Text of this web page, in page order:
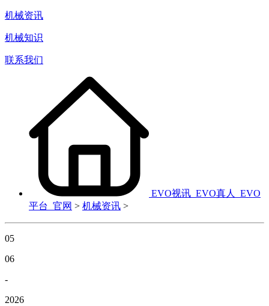
机械资讯
机械知识
联系我们
EVO视讯_EVO真人_EVO
平台_官网 > 机械资讯 >
05
06
-
2026